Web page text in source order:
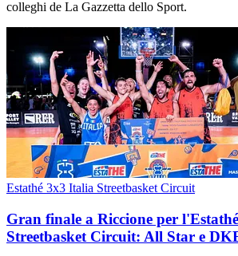
colleghi de La Gazzetta dello Sport.
Estathé 3x3 Italia Streetbasket Circuit
Gran finale a Riccione per
Streetbasket Circuit: All Star e